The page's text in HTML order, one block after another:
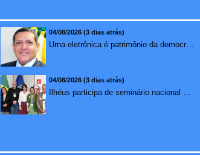
04/08/2026 (3 dias atrás)
Urna eletrônica é patrimônio da democracia, diz presidente do TSE
04/08/2026 (3 dias atrás)